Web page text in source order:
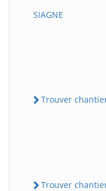
SIAGNE
Trouver
Trouver